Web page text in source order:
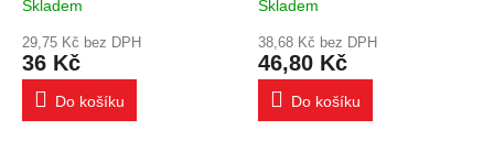
Skladem
29,75 Kč bez DPH
36 Kč
Do košíku
Skladem
38,68 Kč bez DPH
46,80 Kč
Do košíku